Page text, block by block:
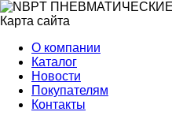
Карта сайта
О компании
Каталог
Новости
Покупателям
Контакты